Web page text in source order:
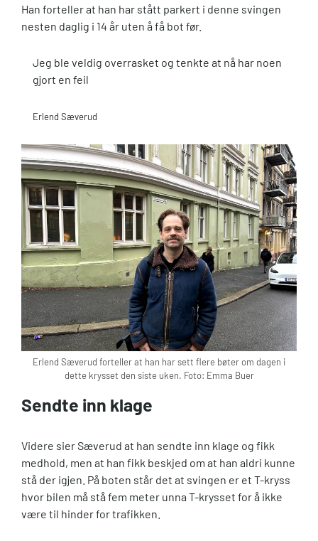
Han forteller at han har stått parkert i denne svingen
nesten daglig i 14 år uten å få bot før.
Jeg ble veldig overrasket og tenkte at nå har noen
gjort en feil
Erlend Sæverud
Erlend Sæverud forteller at han har sett flere bøter om dagen i
dette krysset den siste uken. Foto: Emma Buer
Sendte inn klage
Videre sier Sæverud at han sendte inn klage og fikk
medhold, men at han fikk beskjed om at han aldri kunne
stå der igjen. På boten står det at svingen er et T-kryss
hvor bilen må stå fem meter unna T-krysset for å ikke
være til hinder for trafikken.